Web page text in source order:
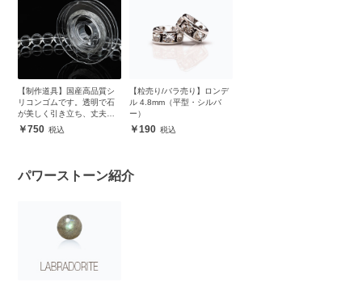
【制作道具】国産高品質シ
リコンゴムです。透明で石
が美しく引き立ち、丈夫で
安心750
【粒売り/バラ売り】ロンデ
ル 4.8mm（平型・シルバ
ー）
190
パワーストーン紹介